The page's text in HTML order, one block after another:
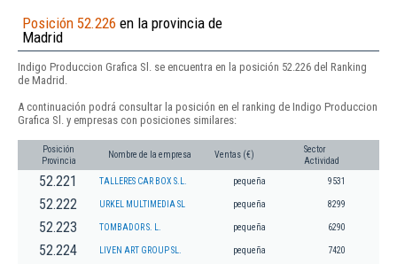
Posición 52.226 en la provincia de
Madrid
Indigo Produccion Grafica Sl. se encuentra en la posición 52.226 del Ranking
de Madrid.
A continuación podrá consultar la posición en el ranking de Indigo Produccion
Grafica Sl. y empresas con posiciones similares:
Posición
Provincia
Nombre de la empresa Ventas (€)
Sector
Actividad
52.221 TALLERES CAR BOX S.L. pequeña 9531
52.222 URKEL MULTIMEDIA SL pequeña 8299
52.223 TOMBADOR S. L. pequeña 6290
52.224 LIVEN ART GROUP SL. pequeña 7420